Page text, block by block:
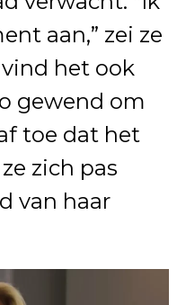
aan,” zei ze
het ook
gewend om
toe dat het
zich pas
van haar